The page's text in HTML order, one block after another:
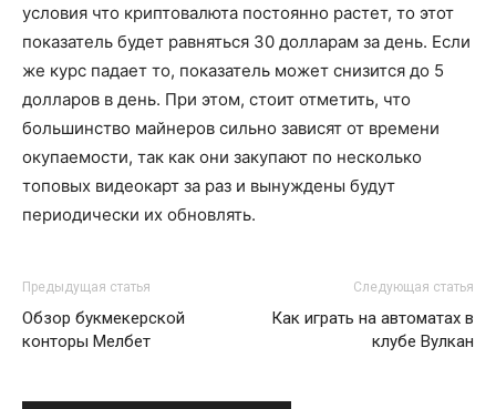
условия что криптовалюта постоянно растет, то этот
показатель будет равняться 30 долларам за день. Если
же курс падает то, показатель может снизится до 5
долларов в день. При этом, стоит отметить, что
большинство майнеров сильно зависят от времени
окупаемости, так как они закупают по несколько
топовых видеокарт за раз и вынуждены будут
периодически их обновлять.
Предыдущая статья
Обзор букмекерской
конторы Мелбет
Следующая статья
Как играть на автоматах в
клубе Вулкан